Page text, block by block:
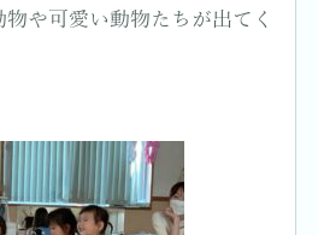
や可愛い動物たちが出てく